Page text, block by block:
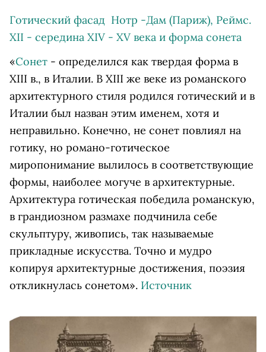
Готический фасад Нотр -Дам (Париж), Реймс.
XII - середина XIV - XV века и форма сонета
«Сонет - определился как твердая форма в
XIII в., в Италии. В XIII же веке из романского
архитектурного стиля родился готический и в
Италии был назван этим именем, хотя и
неправильно. Конечно, не сонет повлиял на
готику, но романо-готическое
миропонимание вылилось в соответствующие
формы, наиболее могуче в архитектурные.
Архитектура готическая победила романскую,
в грандиозном размахе подчинила себе
скульптуру, живопись, так называемые
прикладные искусства. Точно и мудро
копируя архитектурные достижения, поэзия
откликнулась сонетом». Источник